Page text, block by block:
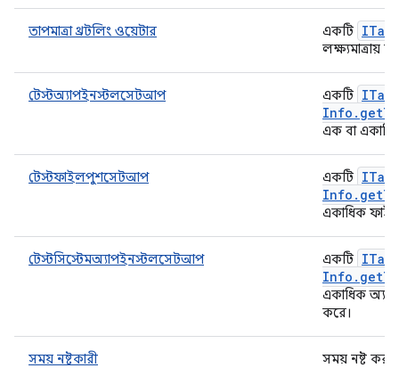
তাপমাত্রা থ্রটলিং ওয়েটার একটি
লক্ষ্যমাত্রায়
টেস্টঅ্যাপইনস্টলসেটআপ একটি
Info . get
এক বা
টেস্টফাইলপুশসেটআপ একটি
Info . get
একাধিক
টেস্টসিস্টেমঅ্যাপইনস্টলসেটআপ একটি
Info . get
একাধিক অ্যাপ
করে।
সময় নষ্টকারী
সময় নষ্ট